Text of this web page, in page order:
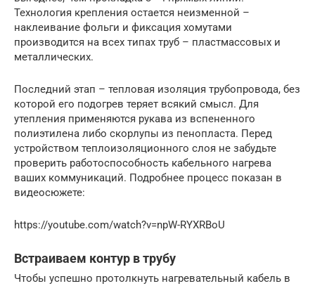
Технология крепления остается неизменной –
наклеивание фольги и фиксация хомутами
производится на всех типах труб – пластмассовых и
металлических.
Последний этап – тепловая изоляция трубопровода, без
которой его подогрев теряет всякий смысл. Для
утепления применяются рукава из вспененного
полиэтилена либо скорлупы из пенопласта. Перед
устройством теплоизоляционного слоя не забудьте
проверить работоспособность кабельного нагрева
ваших коммуникаций. Подробнее процесс показан в
видеосюжете:
https://youtube.com/watch?v=npW-RYXRBoU
Встраиваем контур в трубу
Чтобы успешно протолкнуть нагревательный кабель в